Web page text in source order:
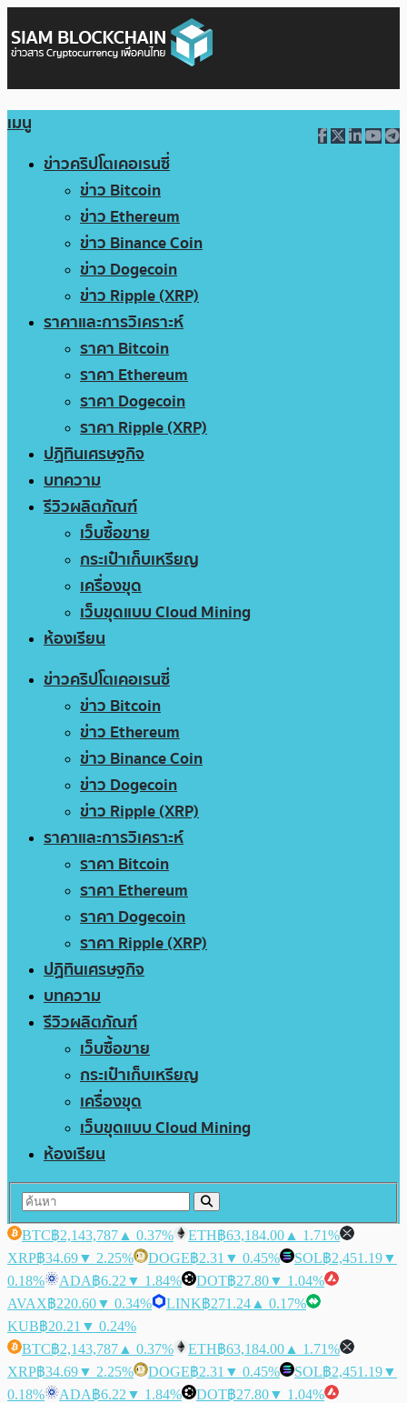
เมนู
ข่าวคริปโตเคอเรนซี่
ข่าว Bitcoin
ข่าว Ethereum
ข่าว Binance Coin
ข่าว Dogecoin
ข่าว Ripple (XRP)
ราคาและการวิเคราะห์
ราคา Bitcoin
ราคา Ethereum
ราคา Dogecoin
ราคา Ripple (XRP)
ปฏิทินเศรษฐกิจ
บทความ
รีวิวผลิตภัณฑ์
เว็บซื้อขาย
กระเป๋าเก็บเหรียญ
เครื่องขุด
เว็บขุดแบบ Cloud Mining
ห้องเรียน
ข่าวคริปโตเคอเรนซี่
ข่าว Bitcoin
ข่าว Ethereum
ข่าว Binance Coin
ข่าว Dogecoin
ข่าว Ripple (XRP)
ราคาและการวิเคราะห์
ราคา Bitcoin
ราคา Ethereum
ราคา Dogecoin
ราคา Ripple (XRP)
ปฏิทินเศรษฐกิจ
บทความ
รีวิวผลิตภัณฑ์
เว็บซื้อขาย
กระเป๋าเก็บเหรียญ
เครื่องขุด
เว็บขุดแบบ Cloud Mining
ห้องเรียน
BTC฿2,143,787 ▲ 0.37% ETH฿63,184.00 ▲ 1.71%
XRP฿34.69▼ 2.25% DOGE฿2.31 ▼ 0.45% SOL฿2,451.19▼
0.18%
ADA฿6.22 ▼ 1.84% DOT฿27.80▼ 1.04%
AVAX฿220.60▼ 0.34% LINK฿271.24 ▲ 0.17%
KUB฿20.21 ▼ 0.24%
BTC฿2,143,787 ▲ 0.37% ETH฿63,184.00 ▲ 1.71%
XRP฿34.69▼ 2.25% DOGE฿2.31 ▼ 0.45% SOL฿2,451.19▼
0.18%
ADA฿6.22 ▼ 1.84% DOT฿27.80▼ 1.04%